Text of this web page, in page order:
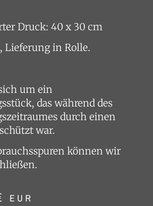
Druck: 40 x 30 cm
Lieferung in Rolle.
um ein
das während des
durch einen
war.
können wir
EUR